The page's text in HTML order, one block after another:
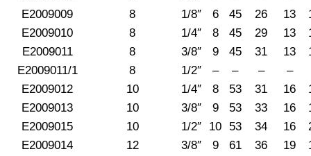
E2009009
8 1/8″ 6 45 26 13
E2009010
8 1/4″ 8 45 29 13
E2009011
8 3/8″ 9 45 31 13
E2009011/1
8 1/2″ – – –
–
E2009012
10 1/4″ 8 53 31 16
E2009013
10 3/8″ 9 53 33 16
E2009015
10 1/2″ 10 53 34 16
E2009014
12 3/8″ 9 61 36 19